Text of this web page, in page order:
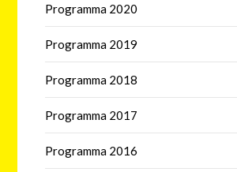
Programma 2020
Programma 2019
Programma 2018
Programma 2017
Programma 2016